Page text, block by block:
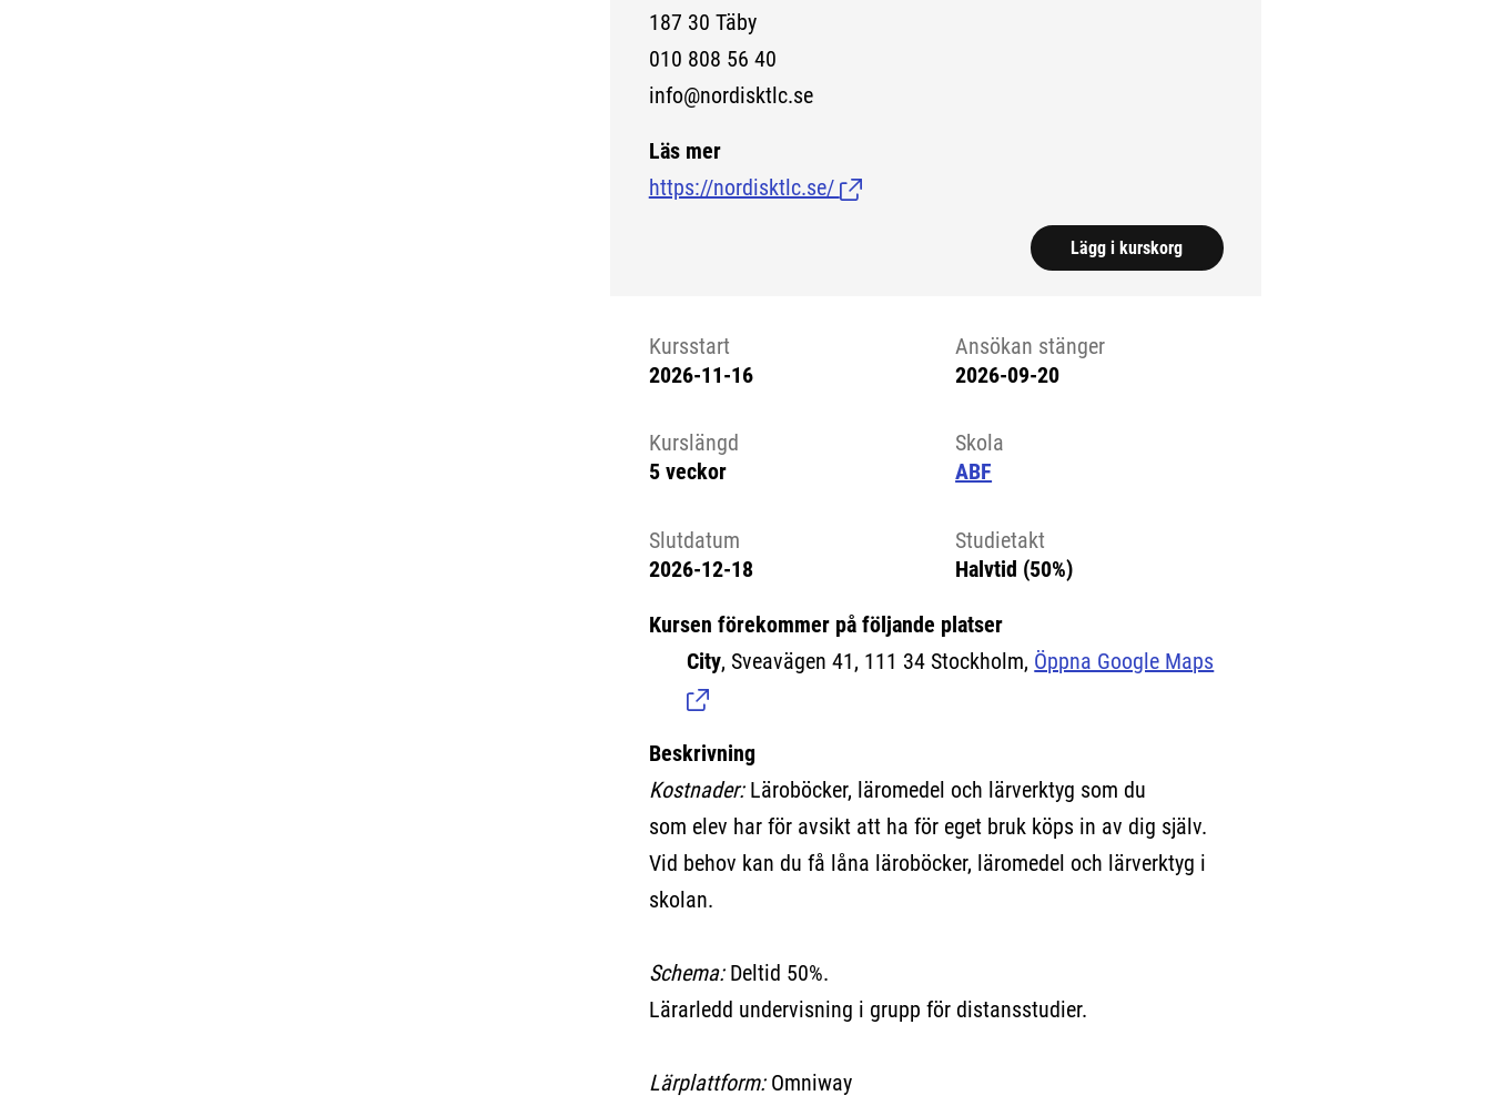
187 30 Täby
010 808 56 40
info@nordisktlc.se
Läs mer
https://nordisktlc.se/ (Länk till extern sida.)
Lägg i kurskorg
Kursstart
2026-11-16
Ansökan stänger
2026-09-20
Kurslängd
5 veckor
Skola
ABF
Slutdatum
2026-12-18
Studietakt
Halvtid (50%)
Kursen förekommer på följande platser
City, Sveavägen 41, 111 34 Stockholm, Öppna Google Maps
Beskrivning
Kostnader:Läroböcker, läromedel och lärverktyg som du
som elev har för avsikt att ha för eget bruk köps in av dig själv.
Vid behov kan du få låna läroböcker, läromedel och lärverktyg i
skolan.
Schema:Deltid 50%.
Lärarledd undervisning i grupp för distansstudier.
Lärplattform:Omniway